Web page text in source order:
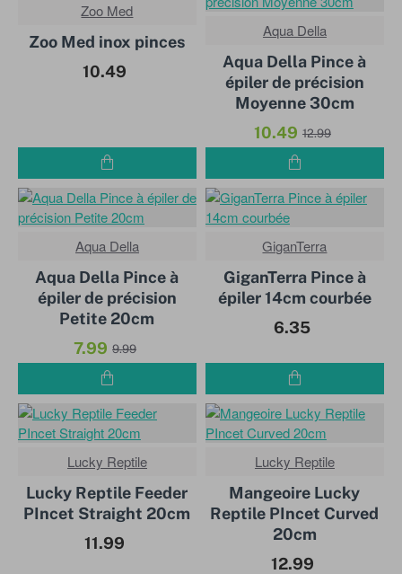
Zoo Med
Zoo Med inox pinces
10.49
Aqua Della
Aqua Della Pince à
épiler de précision
Moyenne 30cm
10.49 12.99
Aqua Della
Aqua Della Pince à
épiler de précision
Petite 20cm
7.99 9.99
GiganTerra
GiganTerra Pince à
épiler 14cm courbée
6.35
Lucky Reptile
Lucky Reptile Feeder
PIncet Straight 20cm
11.99
Lucky Reptile
Mangeoire Lucky
Reptile PIncet Curved
20cm
12.99